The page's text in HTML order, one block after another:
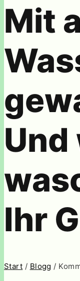
Mit
Und
Ihr
Start / Blogg /